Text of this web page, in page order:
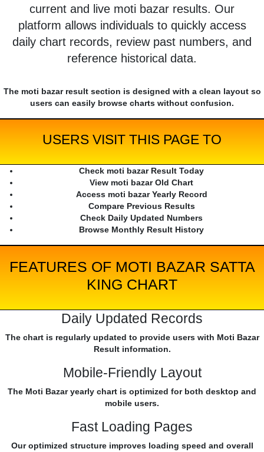
current and live moti bazar results. Our
platform allows individuals to quickly access
daily chart records, review past numbers, and
reference historical data.
The moti bazar result section is designed with a clean layout so
users can easily browse charts without confusion.
USERS VISIT THIS PAGE TO
Check moti bazar Result Today
View moti bazar Old Chart
Access moti bazar Yearly Record
Compare Previous Results
Check Daily Updated Numbers
Browse Monthly Result History
FEATURES OF MOTI BAZAR SATTA
KING CHART
Daily Updated Records
The chart is regularly updated to provide users with Moti Bazar
Result information.
Mobile-Friendly Layout
The Moti Bazar yearly chart is optimized for both desktop and
mobile users.
Fast Loading Pages
Our optimized structure improves loading speed and overall